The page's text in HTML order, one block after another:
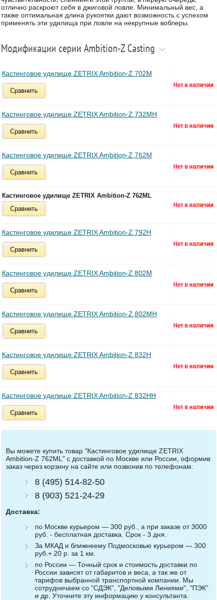
отлично раскроют себя в джиговой ловле. Минимальный вес, а
также оптимальная длина рукоятки дают возможность с успехом
применять эти удилища при ловле на некрупные воблеры.
Модификации серии Ambition-Z Casting
Кастинговое удилище ZETRIX Ambition-Z 702M
Сравнить
Кастинговое удилище ZETRIX Ambition-Z 732MH
Сравнить
Кастинговое удилище ZETRIX Ambition-Z 762M
Сравнить
Кастинговое удилище ZETRIX Ambition-Z 762ML
Сравнить
Кастинговое удилище ZETRIX Ambition-Z 792H
Сравнить
Кастинговое удилище ZETRIX Ambition-Z 802M
Сравнить
Кастинговое удилище ZETRIX Ambition-Z 802MH
Сравнить
Кастинговое удилище ZETRIX Ambition-Z 832H
Сравнить
Кастинговое удилище ZETRIX Ambition-Z 832HH
Сравнить
Вы можете купить товар "Кастинговое удилище ZETRIX
Ambition-Z 762ML" с доставкой по Москве или России, оформив
заказ через корзину на сайте или позвонив по телефонам:
8 (495) 514-82-50
8 (903) 521-24-29
Доставка:
по Москве курьером — 300 руб., а при заказе от 3000
руб. - бесплатная доставка. Срок - 3 дня.
За МКАД и ближнеему Подмосковью курьером — 300
руб.+ 20 р. за 1 км.
по России — Точный срок и стоимость доставки по
России зависят от габаритов и веса, а так же от
тарифов выбранной транспортной компании. Мы
сотрудничаем со "СДЭК", "Деловыми Линиями", "ПЭК"
и др. Уточните эту информацию у консультанта.